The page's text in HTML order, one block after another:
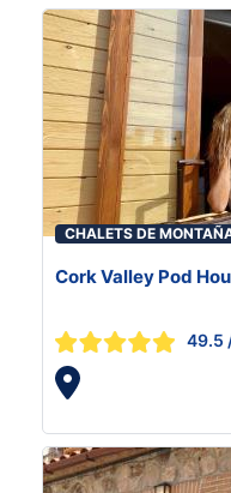
CHALETS DE
Cork Valley Pod
49.5